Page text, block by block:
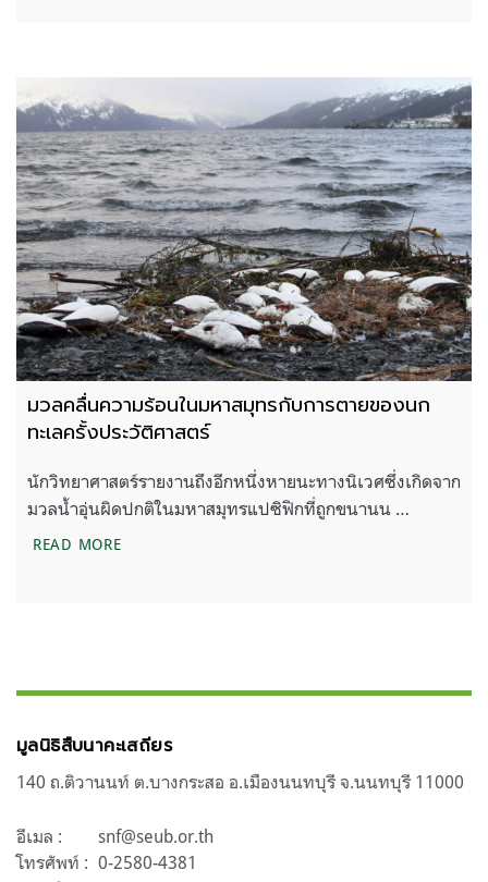
มวลคลื่นความร้อนในมหาสมุทรกับการตายของนก
ทะเลครั้งประวัติศาสตร์
นักวิทยาศาสตร์รายงานถึงอีกหนึ่งหายนะทางนิเวศซึ่งเกิดจาก
มวลน้ำอุ่นผิดปกติในมหาสมุทรแปซิฟิกที่ถูกขนานน …
READ MOREมวลคลื่นความร้อนในมหาสมุทรกับการตายของนกทะเ
มูลนิธิสืบนาคะเสถียร
140 ถ.ติวานนท์ ต.บางกระสอ อ.เมืองนนทบุรี จ.นนทบุรี 11000
อีเมล :
snf@seub.or.th
โทรศัพท์ : 0-2580-4381